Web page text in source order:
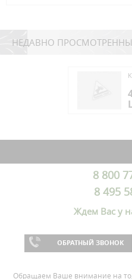
НЕДАВНО
8 800
8 495
Ждем Вас у
ОБРАТНЫЙ ЗВОНОК
Обращаем Ваше внимание на